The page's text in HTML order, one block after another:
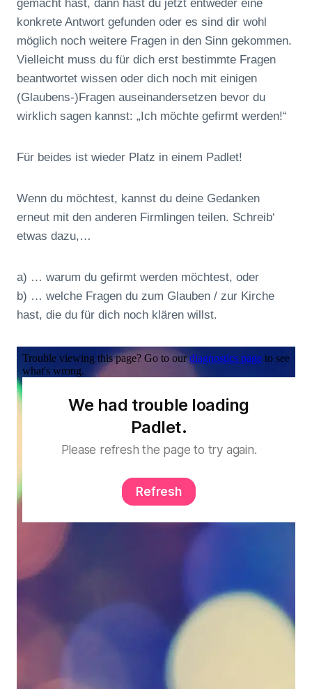
gemacht hast, dann hast du jetzt entweder eine
konkrete Antwort gefunden oder es sind dir wohl
möglich noch weitere Fragen in den Sinn gekommen.
Vielleicht muss du für dich erst bestimmte Fragen
beantwortet wissen oder dich noch mit einigen
(Glaubens-)Fragen auseinandersetzen bevor du
wirklich sagen kannst: „Ich möchte gefirmt werden!“
Für beides ist wieder Platz in einem Padlet!
Wenn du möchtest, kannst du deine Gedanken
erneut mit den anderen Firmlingen teilen. Schreib‘
etwas dazu,…
a) … warum du gefirmt werden möchtest, oder
b) … welche Fragen du zum Glauben / zur Kirche
hast, die du für dich noch klären willst.